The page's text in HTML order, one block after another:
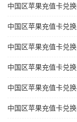
中国区苹果充值卡兑
中国区苹果充值卡兑
中国区苹果充值卡兑
中国区苹果充值卡兑
中国区苹果充值卡兑
中国区苹果充值卡兑